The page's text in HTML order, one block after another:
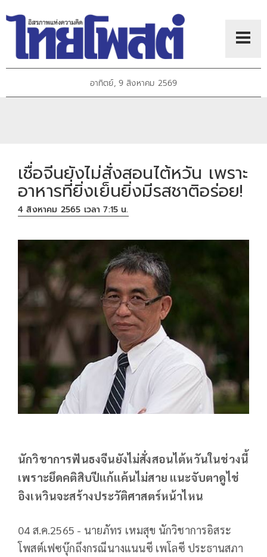
อาทิตย์, 9 สิงหาคม 2569
เชื่อจีนยังไม่สั่งสอนไต้หวัน เพราะ
อาหารที่ยิ่งเย็นยิ่งมีรสชาติอร่อย!
4 สิงหาคม 2565 เวลา 7:15 น.
นักวิชาการฟันธงจีนยังไม่สั่งสอนไต้หวันในช่วงนี้
เพราะยึดคติสิบปีแก้แค้นไม่สาย แนะจับตาดูไช่
อิงเหวินจะสร้างประวัติศาสตร์หน้าไหน
04 ส.ค.2565 - นายภัทร เหมสุข นักวิชาการอิสระ
โพสต์เฟซบุ๊กถึงกรณีนางแนนซี เพโลซี ประธานสภา